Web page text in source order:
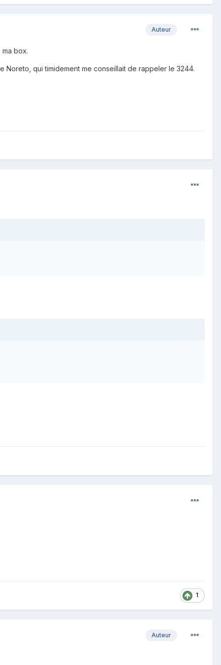
Auteur
box.
qui timidement me conseillait de rappeler le 3244.
1
Auteur